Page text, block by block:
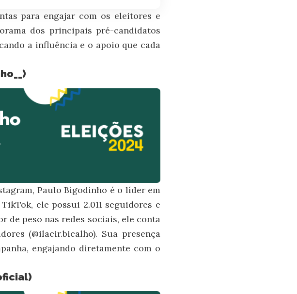
para engajar com os eleitores e
dos principais pré-candidatos
a influência e o apoio que cada
)
Paulo Bigodinho é o líder em
ele possui 2.011 seguidores e
de peso nas redes sociais, ele conta
(@ilacir.bicalho). Sua presença
engajando diretamente com o
)